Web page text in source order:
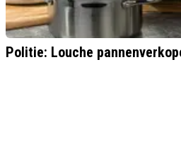
Politie: Louche